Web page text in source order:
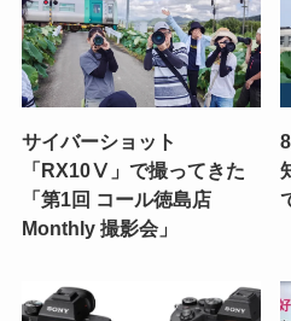
サイバーショット
「RX10Ⅴ」で撮ってきた
「第1回 コール徳島店
Monthly 撮影会」